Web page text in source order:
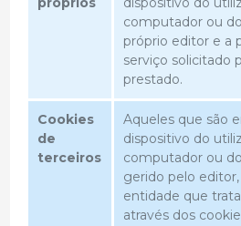
computador ou
próprio editor e a
serviço solicitado
prestado.
Cookies
de
terceiros
Aqueles que são
dispositivo do
computador ou
gerido pelo
entidade que
através dos